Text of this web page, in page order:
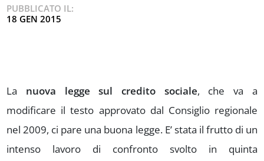
PUBBLICATO IL:
18 GEN 2015
La nuova legge sul credito sociale, che va a
modificare il testo approvato dal Consiglio regionale
nel 2009, ci pare una buona legge. E’ stata il frutto di un
intenso lavoro di confronto svolto in quinta